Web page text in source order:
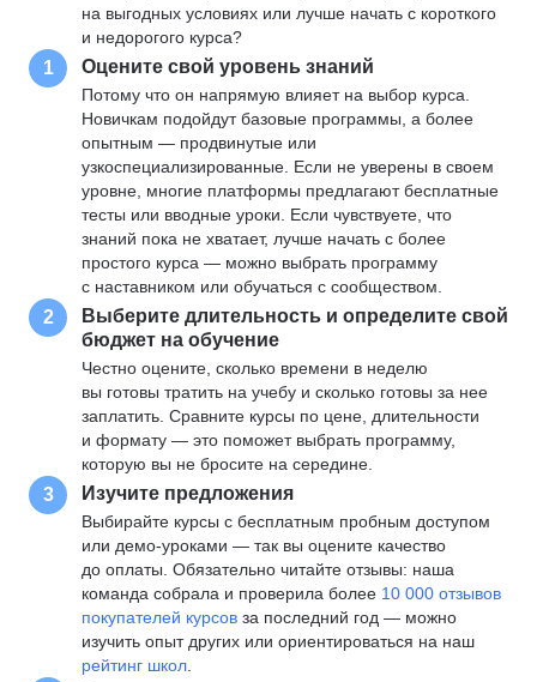
на выгодных условиях или лучше начать с короткого
и недорогого курса?
1 Оцените свой уровень знаний
Потому что он напрямую влияет на выбор курса.
Новичкам подойдут базовые программы, а более
опытным — продвинутые или
узкоспециализированные. Если не уверены в своем
уровне, многие платформы предлагают бесплатные
тесты или вводные уроки. Если чувствуете, что
знаний пока не хватает, лучше начать с более
простого курса — можно выбрать программу
с наставником или обучаться с сообществом.
2
Выберите длительность и определите свой
бюджет на обучение
Честно оцените, сколько времени в неделю
вы готовы тратить на учебу и сколько готовы за нее
заплатить. Сравните курсы по цене, длительности
и формату — это поможет выбрать программу,
которую вы не бросите на середине.
3 Изучите предложения
Выбирайте курсы с бесплатным пробным доступом
или демо-уроками — так вы оцените качество
до оплаты. Обязательно читайте отзывы: наша
команда собрала и проверила более 10 000 отзывов
покупателей курсов за последний год — можно
изучить опыт других или ориентироваться на наш
рейтинг школ